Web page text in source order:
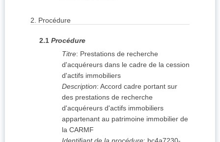
2. Procédure
2.1 Procédure
Titre: Prestations de recherche
d'acquéreurs dans le cadre de la cession
d'actifs immobiliers
Description: Accord cadre portant sur
des prestations de recherche
d'acquéreurs d'actifs immobiliers
appartenant au patrimoine immobilier de
la CARMF